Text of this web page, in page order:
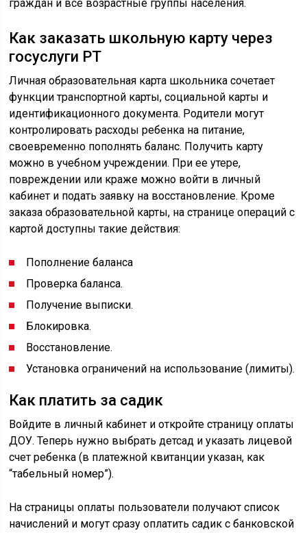
граждан и все возрастные группы населения.
Как заказать школьную карту через
госуслуги РТ
Личная образовательная карта школьника сочетает
функции транспортной карты, социальной карты и
идентификационного документа. Родители могут
контролировать расходы ребенка на питание,
своевременно пополнять баланс. Получить карту
можно в учебном учреждении. При ее утере,
повреждении или краже можно войти в личный
кабинет и подать заявку на восстановление. Кроме
заказа образовательной карты, на странице операций с
картой доступны такие действия:
Пополнение баланса
Проверка баланса.
Получение выписки.
Блокировка.
Восстановление.
Установка ограничений на использование (лимиты).
Как платить за садик
Войдите в личный кабинет и откройте страницу оплаты
ДОУ. Теперь нужно выбрать детсад и указать лицевой
счет ребенка (в платежной квитанции указан, как
“табельный номер”).
На страницы оплаты пользователи получают список
начислений и могут сразу оплатить садик с банковской